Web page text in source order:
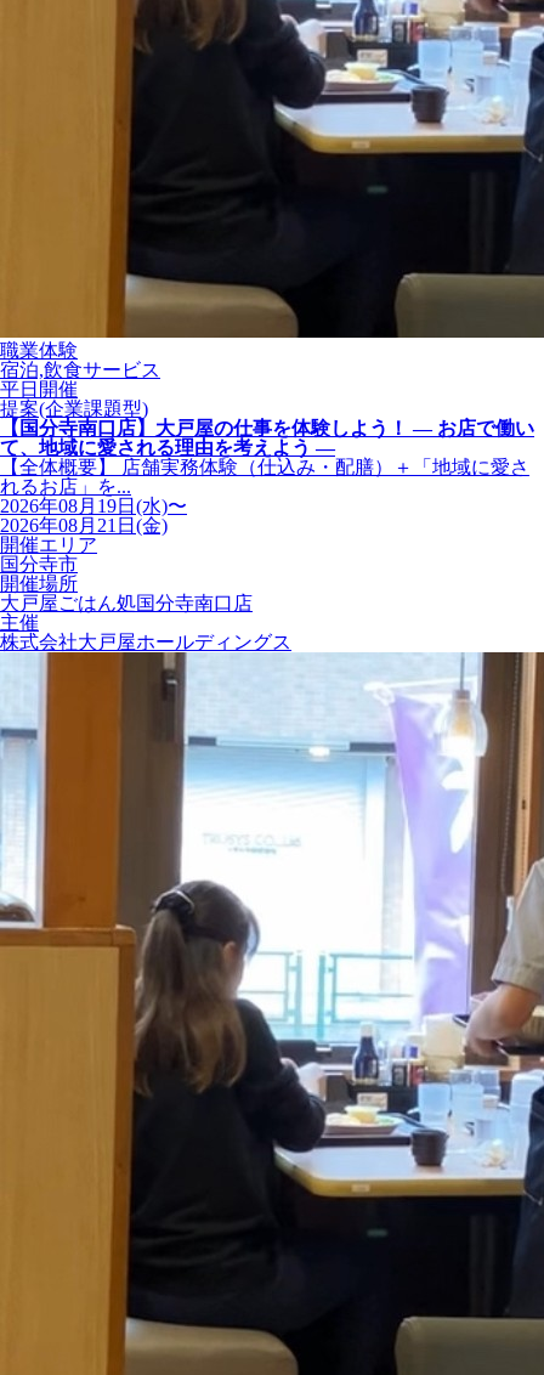
職業体験
宿泊,飲食サービス
平日開催
提案(企業課題型)
【国分寺南口店】大戸屋の仕事を体験しよう！ ― お店で働い
て、地域に愛される理由を考えよう ―
【全体概要】 店舗実務体験（仕込み・配膳）＋「地域に愛さ
れるお店」を...
2026年08月19日(水)〜
2026年08月21日(金)
開催エリア
国分寺市
開催場所
大戸屋ごはん処国分寺南口店
主催
株式会社大戸屋ホールディングス